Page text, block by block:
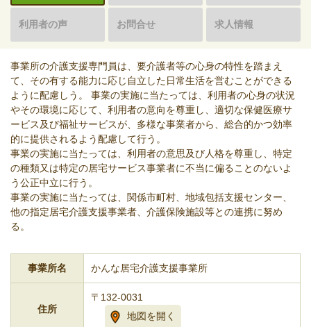
利用者の声 お問合せ 求人情報
事業所の介護支援専門員は、要介護者等の心身の特性を踏まえ
て、その有する能力に応じ自立した日常生活を営むことができる
ように配慮しう。 事業の実施に当たっては、利用者の心身の状況
やその環境に応じて、利用者の意向を尊重し、適切な保健医療サ
ービス及び福祉サービスが、多様な事業者から、総合的かつ効率
的に提供されるよう配慮して行う。
事業の実施に当たっては、利用者の意思及び人格を尊重し、特定
の種類又は特定の居宅サービス事業者に不当に偏ることのないよ
う公正中立に行う。
事業の実施に当たっては、関係市町村、地域包括支援センター、
他の指定居宅介護支援事業者、介護保険施設等との連携に努め
る。
事業所名 かんな居宅介護支援事業所
住所
〒132-0031
地図を開く